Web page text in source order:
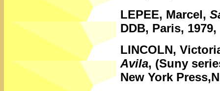
LEPEE, Marcel,
DDB, Paris, 1979,
LINCOLN,
Avila, (Suny
New York